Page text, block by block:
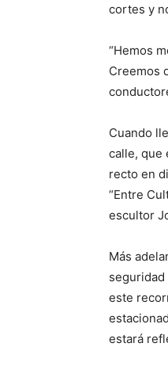
cortes y
“Hemos
Creemos
Cuando
calle, que
recto en
“Entre
escultor
Más
este
estará